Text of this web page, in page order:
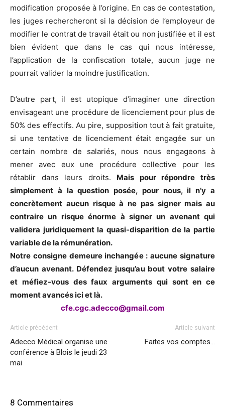
modification proposée à l’origine. En cas de contestation,
les juges rechercheront si la décision de l’employeur de
modifier le contrat de travail était ou non justifiée et il est
bien évident que dans le cas qui nous intéresse,
l’application de la confiscation totale, aucun juge ne
pourrait valider la moindre justification.
D’autre part, il est utopique d’imaginer une direction
envisageant une procédure de licenciement pour plus de
50% des effectifs. Au pire, supposition tout à fait gratuite,
si une tentative de licenciement était engagée sur un
certain nombre de salariés, nous nous engageons à
mener avec eux une procédure collective pour les
rétablir dans leurs droits. Mais pour répondre très
simplement à la question posée, pour nous, il n’y a
concrètement aucun risque à ne pas signer mais au
contraire un risque énorme à signer un avenant qui
validera juridiquement la quasi-disparition de la partie
variable de la rémunération.
Notre consigne demeure inchangée : aucune signature
d’aucun avenant. Défendez jusqu’au bout votre salaire
et méfiez-vous des faux arguments qui sont en ce
moment avancés ici et là.
cfe.cgc.adecco@gmail.com
Article précédent
Adecco Médical organise une
conférence à Blois le jeudi 23
mai
Article suivant
Faites vos comptes…
8 Commentaires